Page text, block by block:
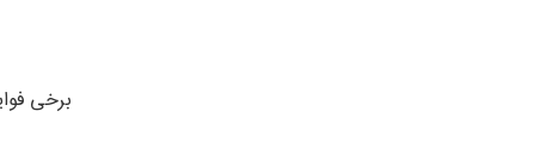
برخی